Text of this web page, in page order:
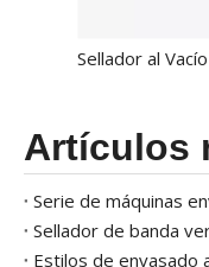
Artículos